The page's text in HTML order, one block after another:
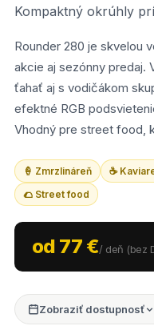
Kompaktný okrúhly
Rounder 280 je skvelou
akcie aj sezónny predaj.
ťahať aj s vodičákom
efektné RGB
Vhodný pre street food,
🍦 Zmrzlináreň ☕
🌮 Street food
od 77 €/ deň (bez
Zobraziť dostupnosť